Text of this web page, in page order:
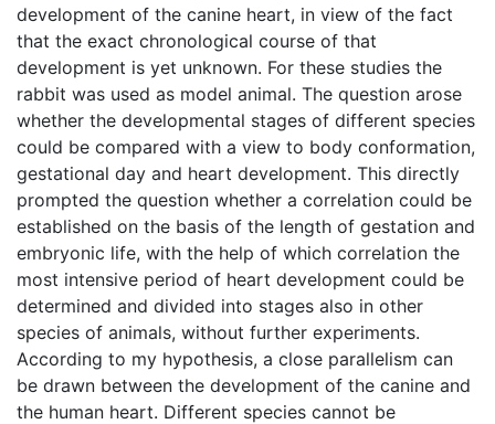
development of the canine heart, in view of the fact
that the exact chronological course of that
development is yet unknown. For these studies the
rabbit was used as model animal. The question arose
whether the developmental stages of different species
could be compared with a view to body conformation,
gestational day and heart development. This directly
prompted the question whether a correlation could be
established on the basis of the length of gestation and
embryonic life, with the help of which correlation the
most intensive period of heart development could be
determined and divided into stages also in other
species of animals, without further experiments.
According to my hypothesis, a close parallelism can
be drawn between the development of the canine and
the human heart. Different species cannot be